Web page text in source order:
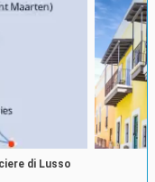
di Lusso